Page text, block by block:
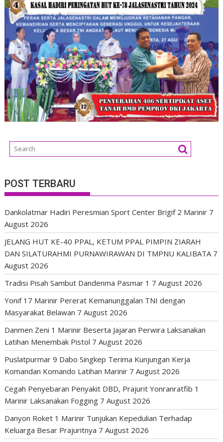
POST TERBARU
Dankolatmar Hadiri Peresmian Sport Center Brigif 2 Marinir 7
August 2026
JELANG HUT KE-40 PPAL, KETUM PPAL PIMPIN ZIARAH
DAN SILATURAHMI PURNAWIRAWAN DI TMPNU KALIBATA 7
August 2026
Tradisi Pisah Sambut Dandenma Pasmar 1 7 August 2026
Yonif 17 Marinir Pererat Kemanunggalan TNI dengan
Masyarakat Belawan 7 August 2026
Danmen Zeni 1 Marinir Beserta Jajaran Perwira Laksanakan
Latihan Menembak Pistol 7 August 2026
Puslatpurmar 9 Dabo Singkep Terima Kunjungan Kerja
Komandan Komando Latihan Marinir 7 August 2026
Cegah Penyebaran Penyakit DBD, Prajurit Yonranratfib 1
Marinir Laksanakan Fogging 7 August 2026
Danyon Roket 1 Marinir Tunjukan Kepedulian Terhadap
Keluarga Besar Prajuritnya 7 August 2026